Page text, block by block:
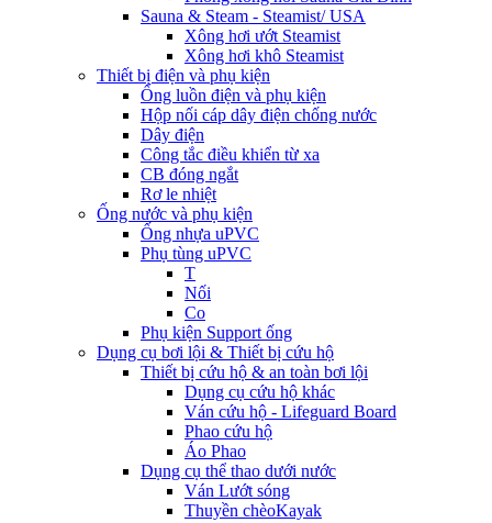
Sauna & Steam - Steamist/ USA
Xông hơi ướt Steamist
Xông hơi khô Steamist
Thiết bị điện và phụ kiện
Ống luồn điện và phụ kiện
Hộp nối cáp dây điện chống nước
Dây điện
Công tắc điều khiển từ xa
CB đóng ngắt
Rơ le nhiệt
Ống nước và phụ kiện
Ống nhựa uPVC
Phụ tùng uPVC
T
Nối
Co
Phụ kiện Support ống
Dụng cụ bơi lội & Thiết bị cứu hộ
Thiết bị cứu hộ & an toàn bơi lội
Dụng cụ cứu hộ khác
Ván cứu hộ - Lifeguard Board
Phao cứu hộ
Áo Phao
Dụng cụ thể thao dưới nước
Ván Lướt sóng
Thuyền chèoKayak